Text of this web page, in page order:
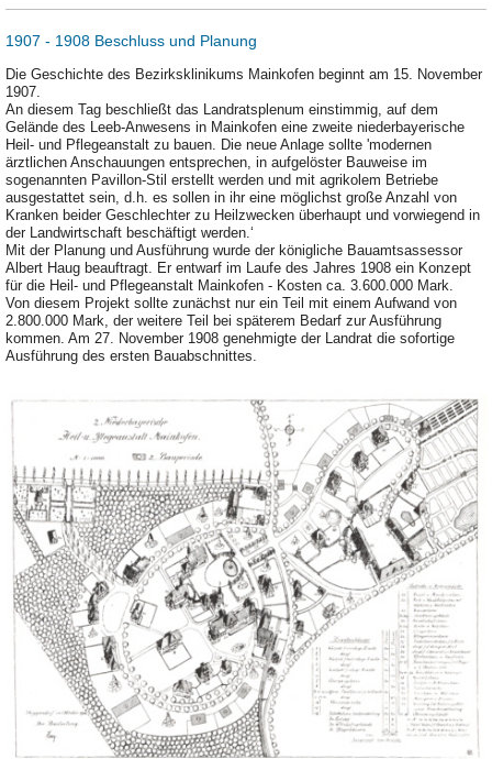
1907 - 1908 Beschluss und Planung
Die Geschichte des Bezirksklinikums Mainkofen beginnt am 15. November
1907.
An diesem Tag beschließt das Landratsplenum einstimmig, auf dem
Gelände des Leeb-Anwesens in Mainkofen eine zweite niederbayerische
Heil- und Pflegeanstalt zu bauen. Die neue Anlage sollte 'modernen
ärztlichen Anschauungen entsprechen, in aufgelöster Bauweise im
sogenannten Pavillon-Stil erstellt werden und mit agrikolem Betriebe
ausgestattet sein, d.h. es sollen in ihr eine möglichst große Anzahl von
Kranken beider Geschlechter zu Heilzwecken überhaupt und vorwiegend in
der Landwirtschaft beschäftigt werden.‘
Mit der Planung und Ausführung wurde der königliche Bauamtsassessor
Albert Haug beauftragt. Er entwarf im Laufe des Jahres 1908 ein Konzept
für die Heil- und Pflegeanstalt Mainkofen - Kosten ca. 3.600.000 Mark.
Von diesem Projekt sollte zunächst nur ein Teil mit einem Aufwand von
2.800.000 Mark, der weitere Teil bei späterem Bedarf zur Ausführung
kommen. Am 27. November 1908 genehmigte der Landrat die sofortige
Ausführung des ersten Bauabschnittes.